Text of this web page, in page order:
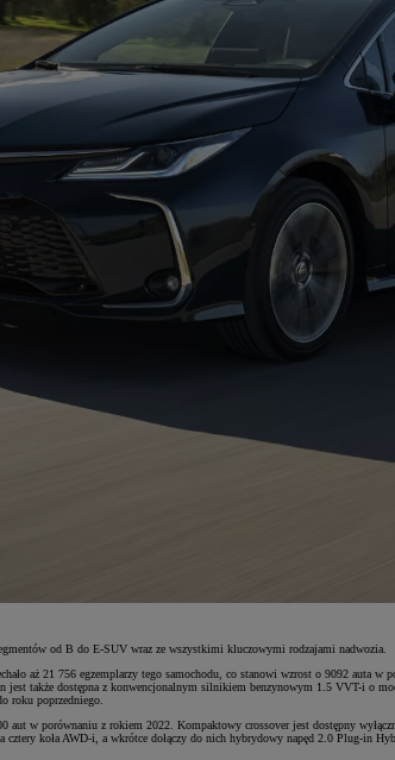
od B do E-SUV wraz ze wszystkimi kluczowymi rodzajami nadwozia.
aż 21 756 egzemplarzy tego samochodu, co stanowi wzrost o 9092 auta w
także dostępna z konwencjonalnym silnikiem benzynowym 1.5 VVT-i o
roku poprzedniego.
w porównaniu z rokiem 2022. Kompaktowy crossover jest dostępny
koła AWD-i, a wkrótce dołączy do nich hybrydowy napęd 2.0 Plug-in